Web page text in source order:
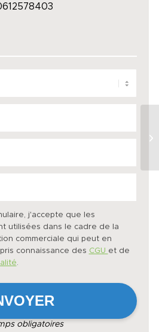
j'accepte que les
utilisées dans le cadre de la
commerciale qui peut en
connaissance des CGU et de
.
obligatoires
4